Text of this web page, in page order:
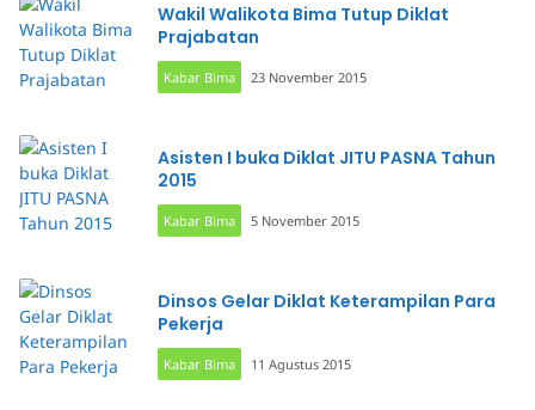
Wakil Walikota Bima Tutup Diklat
Prajabatan
Kabar Bima 23 November 2015
Asisten I buka Diklat JITU PASNA Tahun
2015
Kabar Bima 5 November 2015
Dinsos Gelar Diklat Keterampilan Para
Pekerja
Kabar Bima 11 Agustus 2015